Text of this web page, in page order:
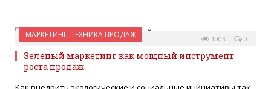
МАРКЕТИНГ, ТЕХНИКА ПРОДАЖ
02 АПРЕЛЯ 2025 0
1003
Зеленый маркетинг как мощный инструмент
роста продаж